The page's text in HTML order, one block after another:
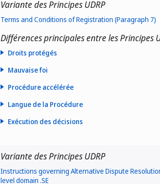
Variante des Principes UDRP
Terms and Conditions of Registration (Paragraph 7)
Différences principales entre les Principes
Droits protégés
- un nom commercial ou nom de société;
- un nom de famille;
- un nom protégé par le règlement relatif à
- le nom d’une autorité gouvernementale
Mauvaise foi
Procédure accélérée
Langue de la Procédure
Exécution des décisions
Variante des Principes UDRP
Instructions governing Alternative Dispute
level domain .SE